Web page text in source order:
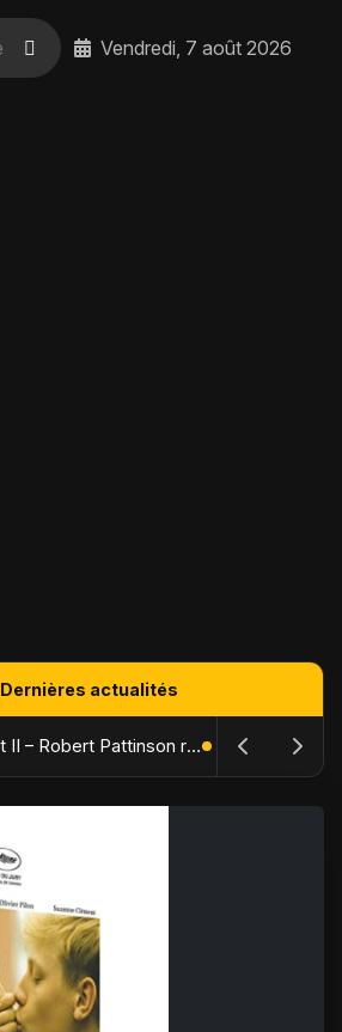
Vendredi, 7 août 2026
Dernières actualités
The Batman : Part II – Robert Pattinson replonge dans les ténèbres de Gotham dès octobre 2027